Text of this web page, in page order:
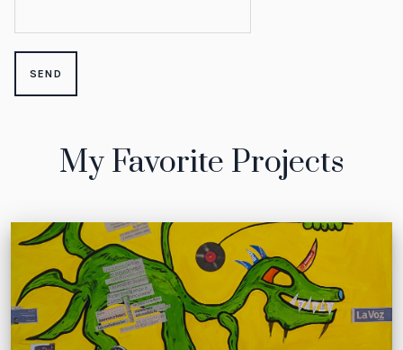
My Favorite Projects